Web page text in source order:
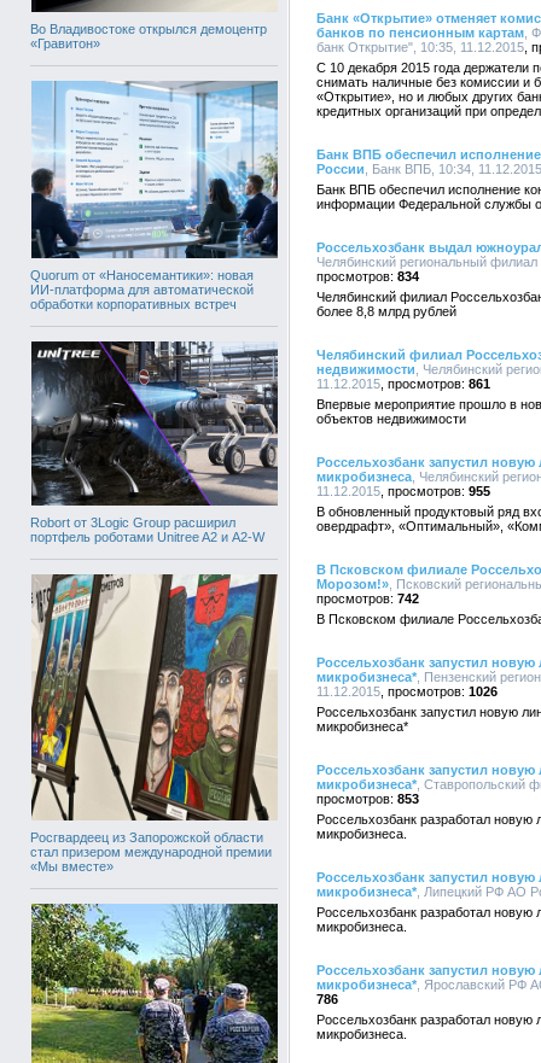
Во Владивостоке открылся демоцентр
«Гравитон»
Quorum от «Наносемантики»: новая
ИИ-платформа для автоматической
обработки корпоративных встреч
Robort от 3Logic Group расширил
портфель роботами Unitree A2 и A2-W
Росгвардеец из Запорожской области
стал призером международной премии
«Мы вместе»
Банк «Открытие» отменяет
банков по пенсионным картам ,
банк Открытие", 10:35, 11.12.2015
С 10 декабря 2015 года держатели
снимать наличные без комиссии и
«Открытие», но и любых других
кредитных организаций при
Банк ВПБ обеспечил
России , Банк ВПБ, 10:34, 11.12.2015
Банк ВПБ обеспечил исполнение
информации Федеральной службы
Россельхозбанк выдал
Челябинский региональный
834
Челябинский филиал
более 8,8 млрд рублей
Челябинский филиал
недвижимости , Челябинский
11.12.2015
861
Впервые мероприятие прошло в
объектов недвижимости
Россельхозбанк запустил
микробизнеса , Челябинский
11.12.2015
955
В обновленный продуктовый ряд
овердрафт», «Оптимальный»,
В Псковском филиале
Морозом!» , Псковский
742
В Псковском филиале
Россельхозбанк запустил
микробизнеса* , Пензенский
11.12.2015
1026
Россельхозбанк запустил новую
микробизнеса*
Россельхозбанк запустил
микробизнеса* , Ставропольский
853
Россельхозбанк разработал новую
микробизнеса.
Россельхозбанк запустил
микробизнеса* , Липецкий РФ АО
Россельхозбанк разработал новую
микробизнеса.
Россельхозбанк запустил
микробизнеса* , Ярославский РФ
786
Россельхозбанк разработал новую
микробизнеса.